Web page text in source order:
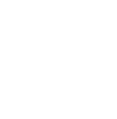
beaux jours
mais aussi de
garer directement dans le